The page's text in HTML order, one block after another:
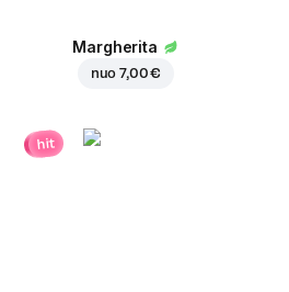
Margherita
nuo7,00 €
hit